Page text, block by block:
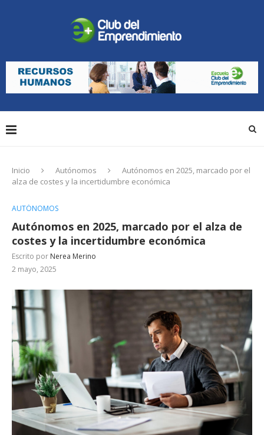
Inicio Autónomos
Autónomos en 2025, marcado por el
alza de costes y la incertidumbre económica
AUTÓNOMOS
Autónomos en 2025, marcado por el alza de
costes y la incertidumbre económica
Escrito por Nerea Merino
2 mayo, 2025